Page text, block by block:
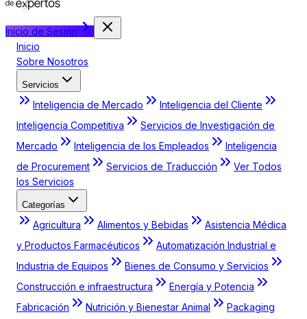
Inicio de Sesión
Inicio
Sobre Nosotros
Servicios
Inteligencia de Mercado
Inteligencia del Cliente
Inteligencia Competitiva
Servicios de Investigación de
Mercado
Inteligencia de los Empleados
Inteligencia
de Procurement
Servicios de Traducción
Ver Todos
los Servicios
Categorías
Agricultura Alimentos y Bebidas
Asistencia Médica
y Productos Farmacéuticos
Automatización Industrial e
Industria de Equipos
Bienes de Consumo y Servicios
Construcción e infraestructura
Energía y Potencia
Fabricación
Nutrición y Bienestar Animal
Packaging